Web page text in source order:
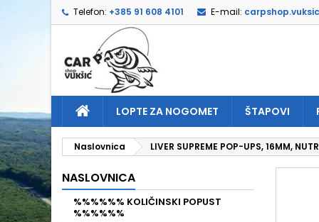
Telefon: +385 91 608 4101 E-mail:
LOPTE ZA NOGOMET ŠTAPOVI
Naslovnica LIVER SUPREME POP-UPS, 16MM,
NASLOVNICA
%%%%%% KOLIČINSKI POPUST
%%%%%%